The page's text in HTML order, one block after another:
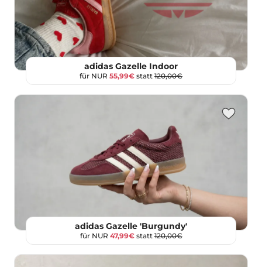
adidas Gazelle Indoor
für NUR 55,99€ statt 120,00€
adidas Gazelle 'Burgundy'
für NUR 47,99€statt120,00€